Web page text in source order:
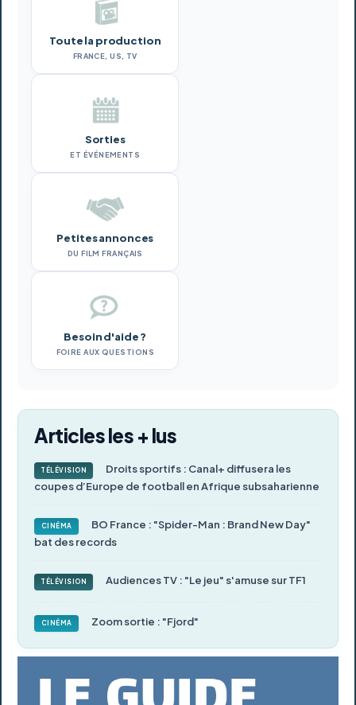
Toute la production
FRANCE, US, TV
Sorties
ET ÉVÉNEMENTS
Petites annonces
DU FILM FRANÇAIS
Besoin d'aide ?
FOIRE AUX QUESTIONS
Articles les + lus
TÉLÉVISION
Droits sportifs : Canal+ diffusera les
coupes d’Europe de football en Afrique subsaharienne
CINÉMA
BO France : "Spider-Man : Brand New Day"
bat des records
TÉLÉVISION Audiences TV : "Le jeu" s'amuse sur TF1
CINÉMA Zoom sortie : "Fjord"